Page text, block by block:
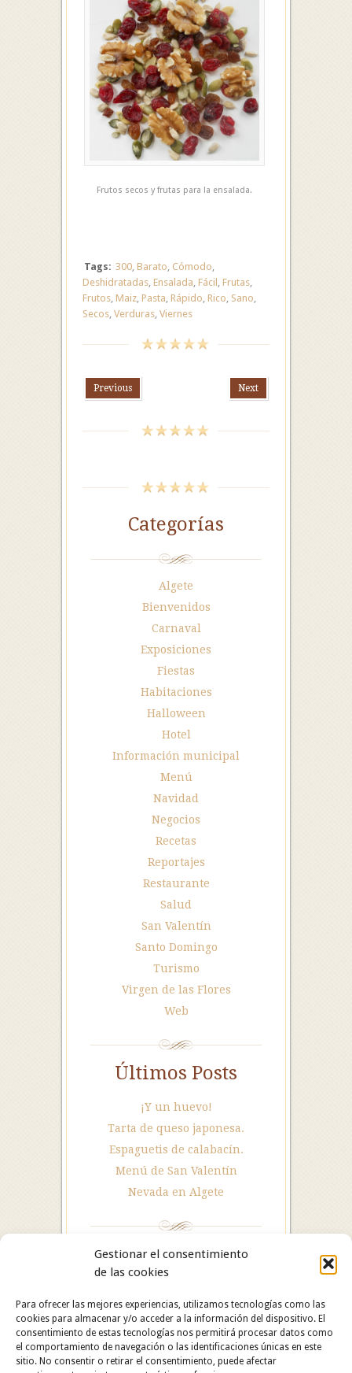
Gestionar el consentimiento
de las cookies
Para ofrecer las mejores experiencias, utilizamos tecnologías como las
cookies para almacenar y/o acceder a la información del dispositivo. El
consentimiento de estas tecnologías nos permitirá procesar datos como
el comportamiento de navegación o las identificaciones únicas en este
sitio. No consentir o retirar el consentimiento, puede afectar
Frutos secos y frutas para la ensalada.
Tags: 300, Barato, Cómodo,
Deshidratadas, Ensalada, Fácil , Frutas,
Frutos, Maiz, Pasta, Rápido, Rico, Sano,
Secos, Verduras, Viernes
Previous Next
Categorías
Algete
Bienvenidos
Carnaval
Exposiciones
Fiestas
Habitaciones
Halloween
Hotel
Información municipal
Menú
Navidad
Negocios
Recetas
Reportajes
Restaurante
Salud
San Valentín
Santo Domingo
Turismo
Virgen de las Flores
Web
Últimos Posts
¡Y un huevo!
Tarta de queso japonesa.
Espaguetis de calabacín.
Menú de San Valentín
Nevada en Algete